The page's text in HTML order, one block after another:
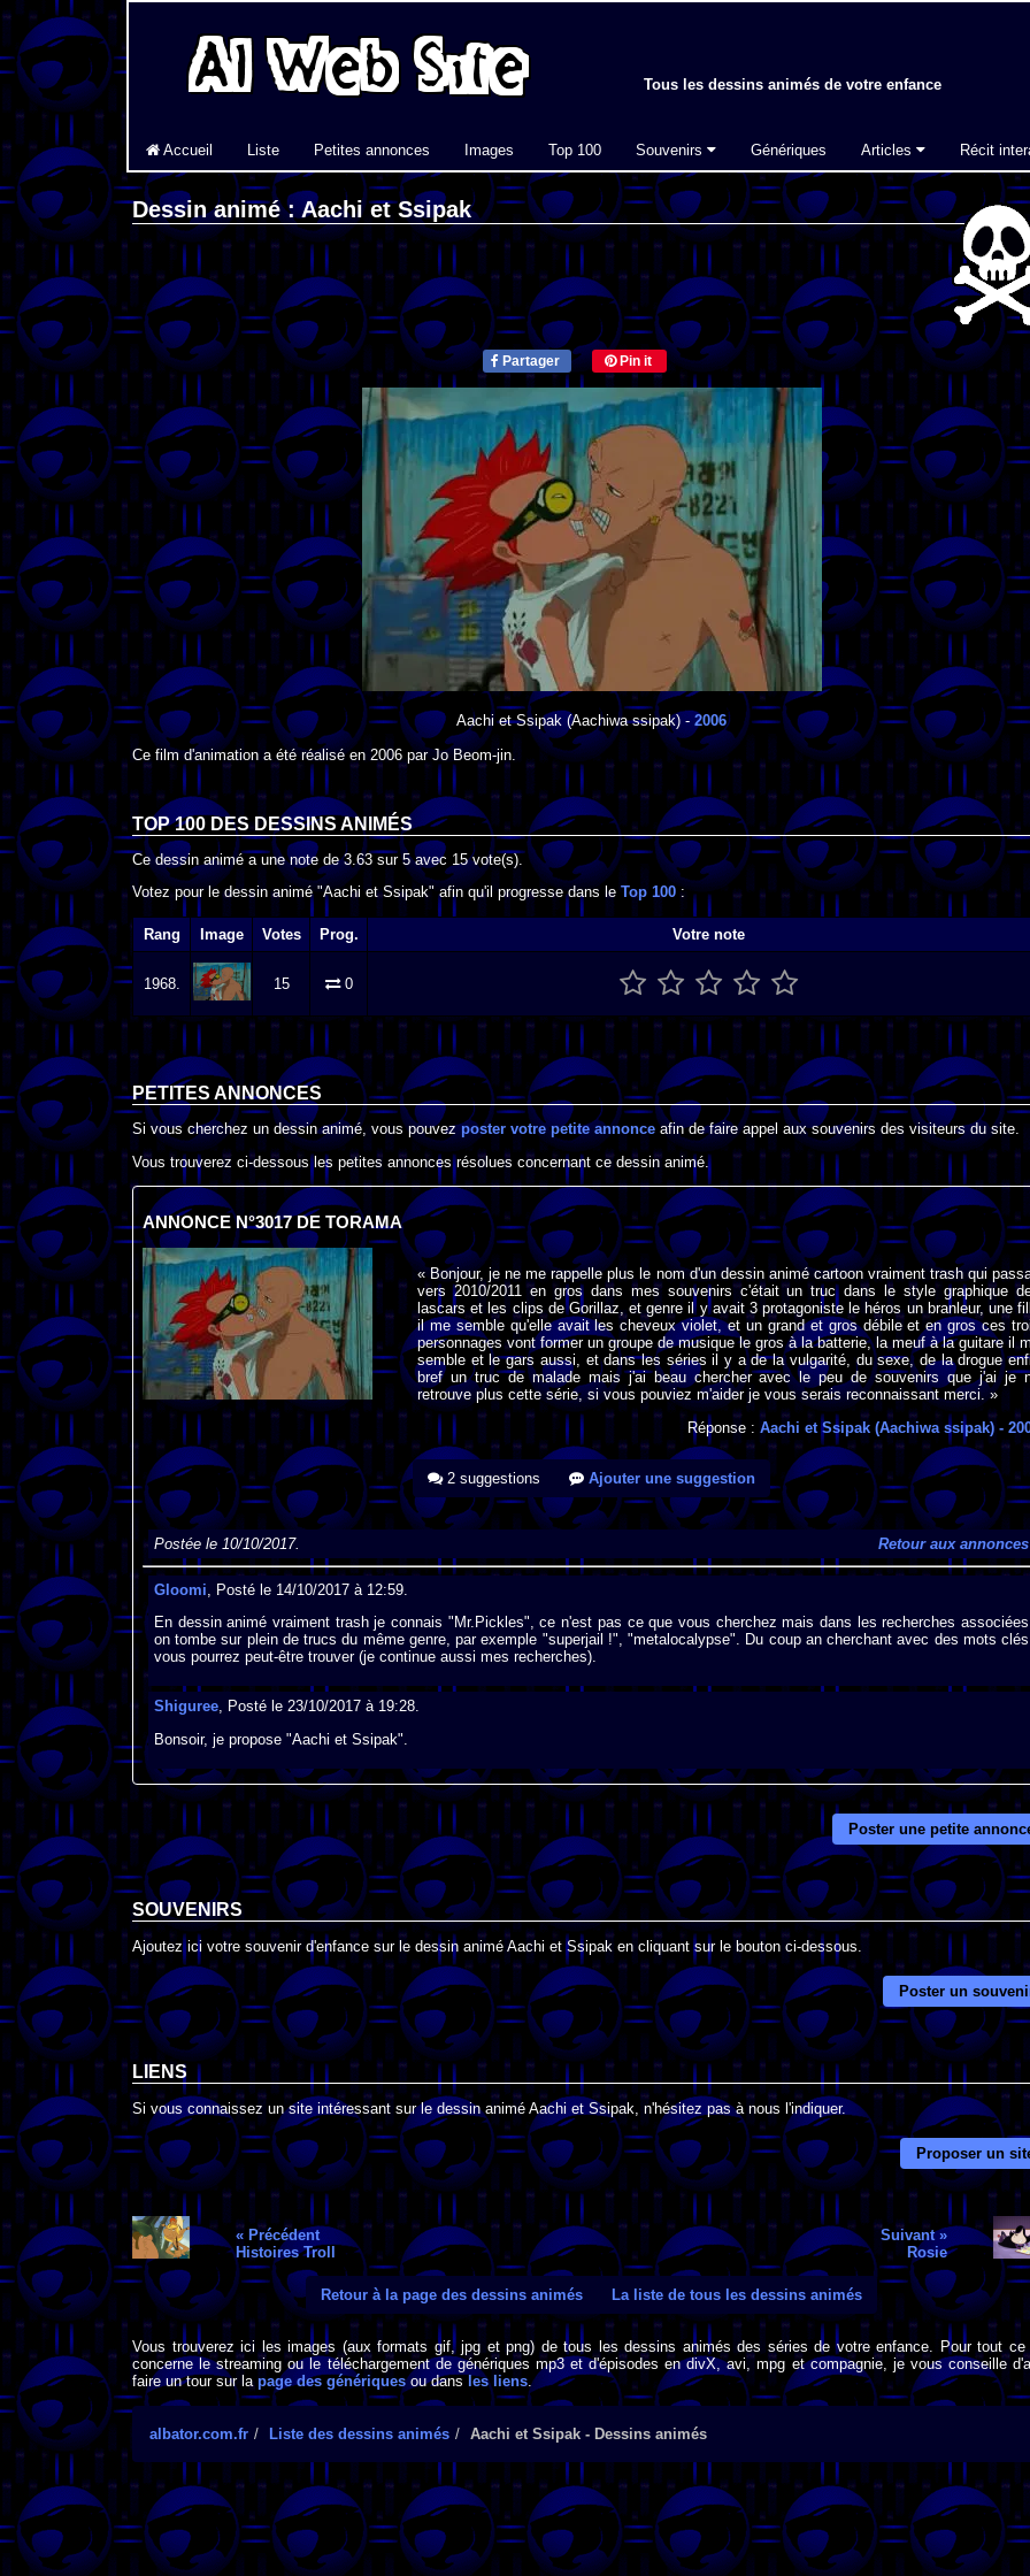
Tous les dessins animés de votre enfance
Accueil Liste Petites annonces Images Top 100 Souvenirs Génériques Articles Récit
Dessin animé : Aachi et Ssipak
Partager Pin it
Aachi et Ssipak (Aachiwa ssipak) - 2006
Ce film d'animation a été réalisé en 2006 parJo Beom-jin.
TOP 100 DESDESSINS ANIMÉS
Ce dessin animé a une note de3.63 sur5avec 15vote(s).
Votez pour le dessin animé "Aachi et Ssipak" afin qu'il progresse dans leTop 100 :
Rang Image Votes Prog. Votre note
1968. 15 0
PETITES ANNONCES
Si vous cherchez un dessin animé, vous pouvezposter votre petite annonce afin de faire appel aux souvenirs des visiteurs du site.
Vous trouverez ci-dessous les petites annonces résolues concernant ce dessin animé.
ANNONCE N°3017 DE TORAMA
« Bonjour, je ne me rappelle plus le nom d'un dessin animé cartoon vraiment trash qui
vers 2010/2011 en gros dans mes souvenirs c'était un truc dans le style graphique
lascars et les clips de Gorillaz, et genre il y avait 3 protagoniste le héros un branleur, une
il me semble qu'elle avait les cheveux violet, et un grand et gros débile et en gros ces
personnages vont former un groupe de musique le gros à la batterie, la meuf à la guitare il
semble et le gars aussi, et dans les séries il y a de la vulgarité, du sexe, de la drogue
bref un truc de malade mais j'ai beau chercher avec le peu de souvenirs que j'ai je
retrouve plus cette série, si vous pouviez m'aider je vous serais reconnaissant merci. »
Réponse :Aachi et Ssipak (Aachiwa ssipak) -
2 suggestions Ajouter une suggestion
Postée le 10/10/2017. Retour aux annonces
Gloomi , Posté le 14/10/2017 à 12:59.
En dessin animé vraiment trash je connais "Mr.Pickles", ce n'est pas ce que vous cherchez mais dans les recherches associées
on tombe sur plein de trucs du même genre, par exemple "superjail !", "metalocalypse". Du coup an cherchant avec des mots clés
vous pourrez peut-être trouver (je continue aussi mes recherches).
Shiguree, Posté le 23/10/2017 à 19:28.
Bonsoir, je propose "Aachi et Ssipak".
Poster une petite
SOUVENIRS
Ajoutez ici votre souvenir d'enfance sur le dessin animé Aachi et Ssipak en cliquant sur le bouton ci-dessous.
Poster un
LIENS
Si vous connaissez un site intéressant sur le dessin animé Aachi et Ssipak, n'hésitez pas à nous l'indiquer.
Proposer un
« Précédent
Histoires Troll
Suivant »
Rosie
Retour à la page des dessins animés La liste de tous les dessins animés
Vous trouverez ici les images (aux formats gif, jpg et png) de tous les dessins animés des séries de votre enfance. Pour tout ce
concerne le streaming ou le téléchargement de génériques mp3 et d'épisodes en divX, avi, mpg et compagnie, je vous conseille
faire un tour sur la page des génériquesou dans les liens.
albator.com.fr Liste des dessins animés Aachi et Ssipak - Dessins animés